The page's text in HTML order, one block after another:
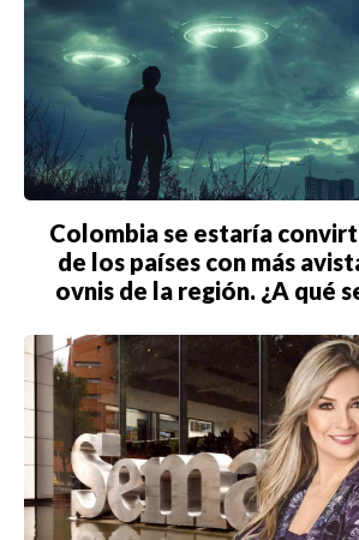
Colombia se estaría
de los países con más
ovnis de la región. ¿A qué